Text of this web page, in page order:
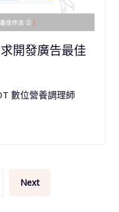
開發廣告最佳
數位營養調理師
Next